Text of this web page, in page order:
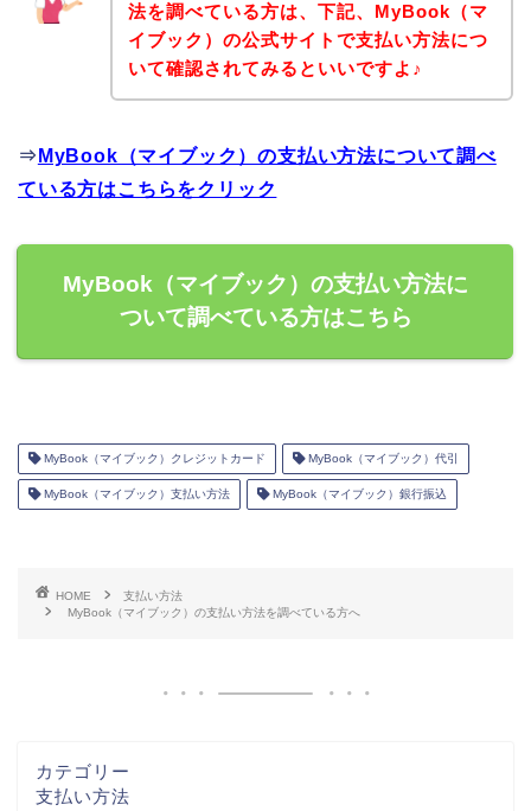
法を調べている方は、下記、MyBook（マ
イブック）の公式サイトで支払い方法につ
いて確認されてみるといいですよ♪
⇒ MyBook（マイブック）の支払い方法について調べ
ている方はこちらをクリック
MyBook（マイブック）の支払い方法に
ついて調べている方はこちら
MyBook（マイブック）クレジットカード MyBook（マイブック）代引
MyBook（マイブック）支払い方法 MyBook（マイブック）銀行振込
HOME
支払い方法
MyBook（マイブック）の支払い方法を調べている方へ
カテゴリー
支払い方法